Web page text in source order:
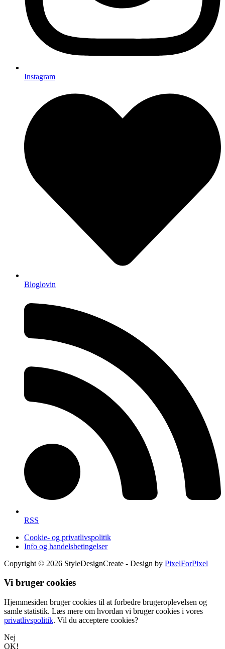
Instagram
Bloglovin
RSS
Cookie- og privatlivspolitik
Info og handelsbetingelser
Copyright © 2026 StyleDesignCreate - Design by PixelForPixel
Vi bruger cookies
Hjemmesiden bruger cookies til at forbedre brugeroplevelsen og
samle statistik. Læs mere om hvordan vi bruger cookies i vores
privatlivspolitik. Vil du acceptere cookies?
Nej
OK!